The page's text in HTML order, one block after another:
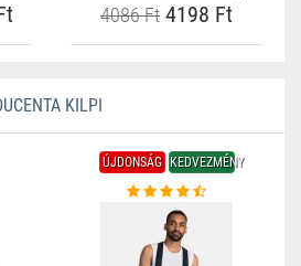
4086 Ft 4198 Ft
KILPI
ÚJDONSÁG KEDVEZMÉNY